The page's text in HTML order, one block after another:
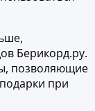
Берикорд.ру.
позволяющие
при